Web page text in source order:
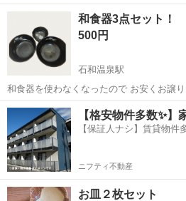
お安くお譲りしたいです╰(*´︶`*)╯
甲府市 石和温泉駅
和食器3点セット！
500円
石和温泉駅
和食器を使わなくなったので お安くお譲りしたいです！ 3点セットで
す╰(*´︶`*)╯
山梨 甲府市 石和温泉駅 食器
【格安物件多数✨】
【保証人ナシ】賃貸物件
ニフティ不動産
お皿２枚セット